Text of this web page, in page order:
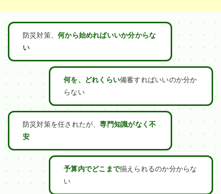
防災対策、何から始めればいいか分からな
い
何を、どれくらい備蓄すればいいのか分か
らない
防災対策を任されたが、専門知識がなく不
安
予算内でどこまで揃えられるのか分からな
い